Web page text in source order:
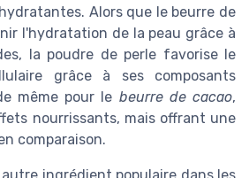
Alors que le beurre de
l'hydratation de la peau grâce à
la poudre de perle favorise le
grâce à ses composants
même pour le beurre de cacao,
nourrissants, mais offrant une
comparaison.
ingrédient populaire dans les